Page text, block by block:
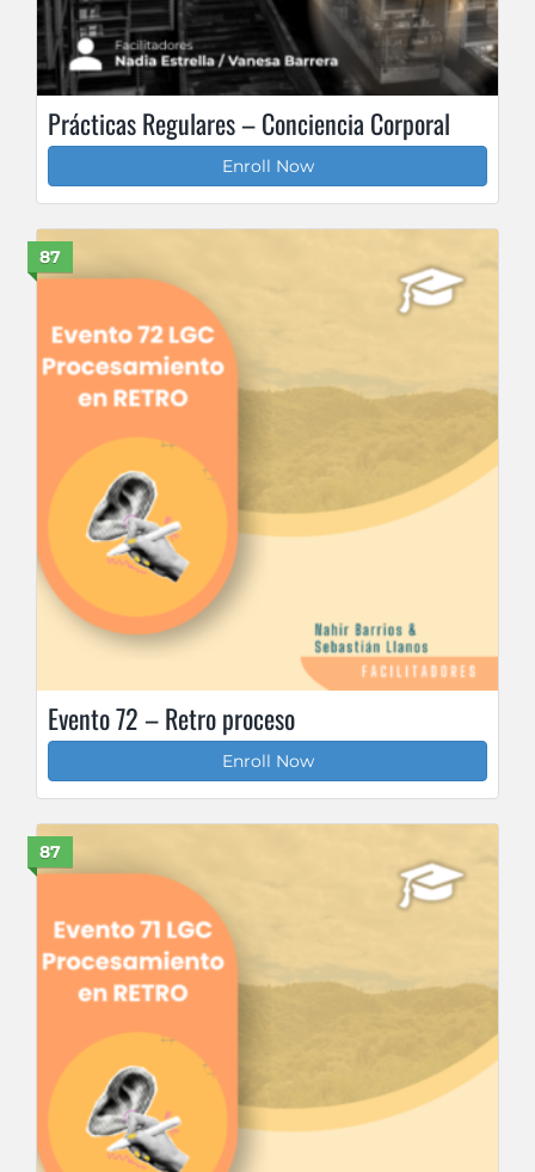
Prácticas Regulares – Conciencia Corporal
Enroll Now
87
Evento 72 – Retro proceso
Enroll Now
87